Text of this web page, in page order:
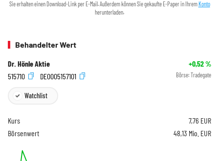
Sie erhalten einen Download-Link per E-Mail. Außerdem können Sie gekaufte E-Paper in Ihrem Konto
herunterladen.
Behandelter Wert
Dr. Hönle Aktie +0,52%
515710
DE0005157101 Börse: Tradegate
Watchlist
Kurs 7,76 EUR
Börsenwert
48,13 Mio. EUR